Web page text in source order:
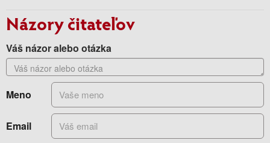
Názory čitateľov
Váš názor alebo otázka
Meno
Email